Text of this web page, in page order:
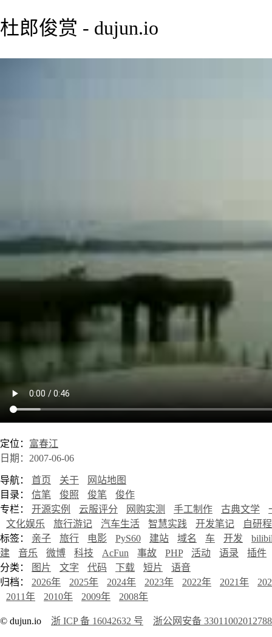
杜郎俊赏 - dujun.io
定位： 富春江
日期：2007-06-06
导航： 首页 关于
网站地图
目录： 信笔 俊照 俊笔
俊作
专栏： 开源实例 云服评分 网购实测 手工制作 古典文学
文化娱乐
旅行游记 汽车生活 智慧实践 开发笔记
自研
标签： 亲子 旅行 电影 PyS60 建站 域名 车 开发
建
音乐 微博 科技 AcFun 事故 PHP 活动 语录
插件
分类：
图片 文字 代码 下载 短片
语音
归档： 2026年 2025年 2024年 2023年 2022年 2021年
2011年
2010年 2009年 2008年
© dujun.io 浙 ICP 备 16042632 号 浙公网安备